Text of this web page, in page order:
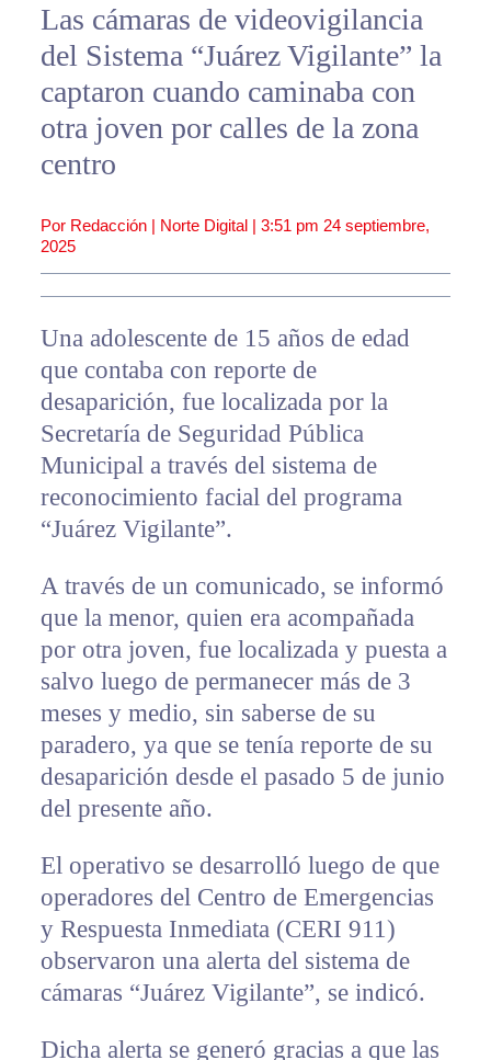
Las cámaras de videovigilancia
del Sistema “Juárez Vigilante” la
captaron cuando caminaba con
otra joven por calles de la zona
centro
Por Redacción | Norte Digital | 3:51 pm 24 septiembre,
2025
Una adolescente de 15 años de edad
que contaba con reporte de
desaparición, fue localizada por la
Secretaría de Seguridad Pública
Municipal a través del sistema de
reconocimiento facial del programa
“Juárez Vigilante”.
A través de un comunicado, se informó
que la menor, quien era acompañada
por otra joven, fue localizada y puesta a
salvo luego de permanecer más de 3
meses y medio, sin saberse de su
paradero, ya que se tenía reporte de su
desaparición desde el pasado 5 de junio
del presente año.
El operativo se desarrolló luego de que
operadores del Centro de Emergencias
y Respuesta Inmediata (CERI 911)
observaron una alerta del sistema de
cámaras “Juárez Vigilante”, se indicó.
Dicha alerta se generó gracias a que las